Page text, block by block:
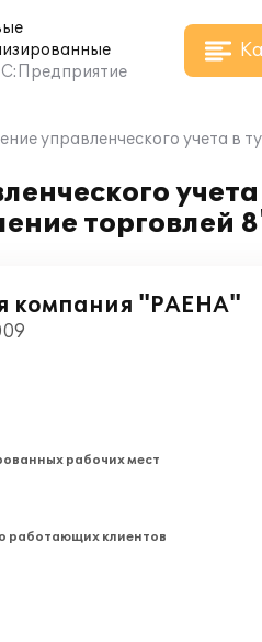
управленческого учета в
торговлей
компания "РАЕНА"
рабочих мест
работающих клиентов